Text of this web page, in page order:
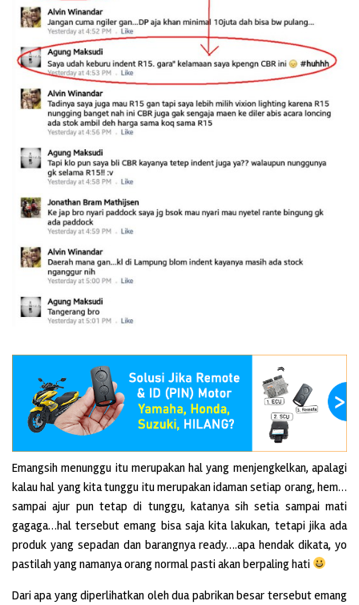
Emangsih menunggu itu merupakan hal yang menjengkelkan, apalagi
kalau hal yang kita tunggu itu merupakan idaman setiap orang, hem…
sampai ajur pun tetap di tunggu, katanya sih setia sampai mati
gagaga…hal tersebut emang bisa saja kita lakukan, tetapi jika ada
produk yang sepadan dan barangnya ready….apa hendak dikata, yo
pastilah yang namanya orang normal pasti akan berpaling hati
Dari apa yang diperlihatkan oleh dua pabrikan besar tersebut emang